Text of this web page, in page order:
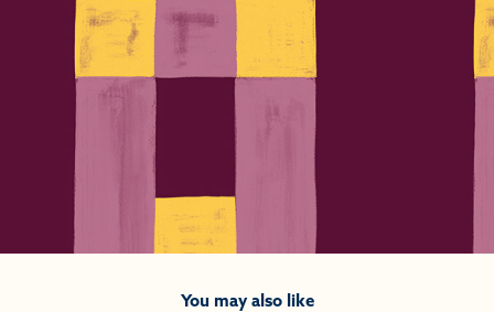
You may also like